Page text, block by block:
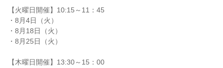
【火曜日開催】10:15～11：45
・8月4日（火）
・8月18日（火）
・8月25日（火）
【木曜日開催】13:30～15：00